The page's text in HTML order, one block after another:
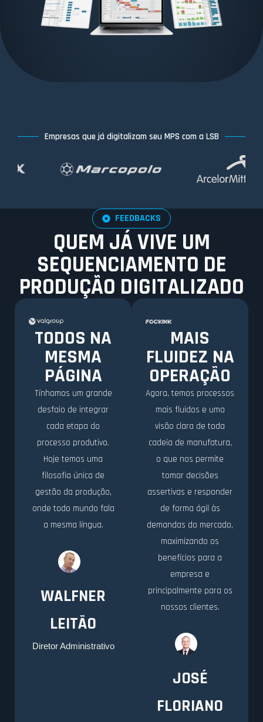
Empresas que já digitalizam seu MPS com a LSB
FEEDBACKS
QUEM JÁ VIVE UM
SEQUENCIAMENTO DE
PRODUÇÃO DIGITALIZADO
TODOS NA
MESMA
PÁGINA
Tínhamos um grande
desfaio de integrar
cada etapa do
processo produtivo.
Hoje temos uma
filosofia única de
gestão da produção,
onde todo mundo fala
a mesma língua.
WALFNER
LEITÃO
Diretor Administrativo
MAIS
FLUIDEZ NA
OPERAÇÃO
Agora, temos processos
mais fluidos e uma
visão clara de toda
cadeia de manufatura,
o que nos permite
tomar decisões
assertivas e responder
de forma ágil às
demandas do mercado,
maximizando os
benefícios para a
empresa e
principalmente para os
nossos clientes.
JOSÉ
FLORIANO